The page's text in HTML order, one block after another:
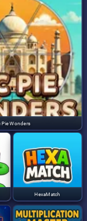
Pie Wonders
HexaMatch